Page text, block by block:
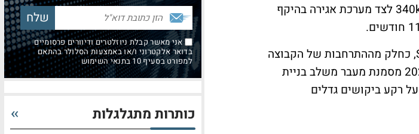
במסגרת ההסכם, SOLID תקים מערכת פוטו וולטאית בהיקף של כ-340kWp לצד מערכת אגירה בהיקף
העסקה מגיעה אחרי שתיגי השלימה את רכישת מלוא הבעלות ב-SOLID, כחלק מההתרחבות של הקבוצה
בשוק האירופי בתחום האנרגיה והחום המתחדש. בחברה מציינים כי 2026 מסמנת מעבר משלב בניית
רקע ביקושים גדלים
אני מאשר קבלת ניוזלטרים ודיוורים פרסומיים
בדואר אלקטרוני ו/או באמצעות הסלולר בהתאם
למפורט בסעיף 10 בתנאי השימוש
כותרות מתגלגלות